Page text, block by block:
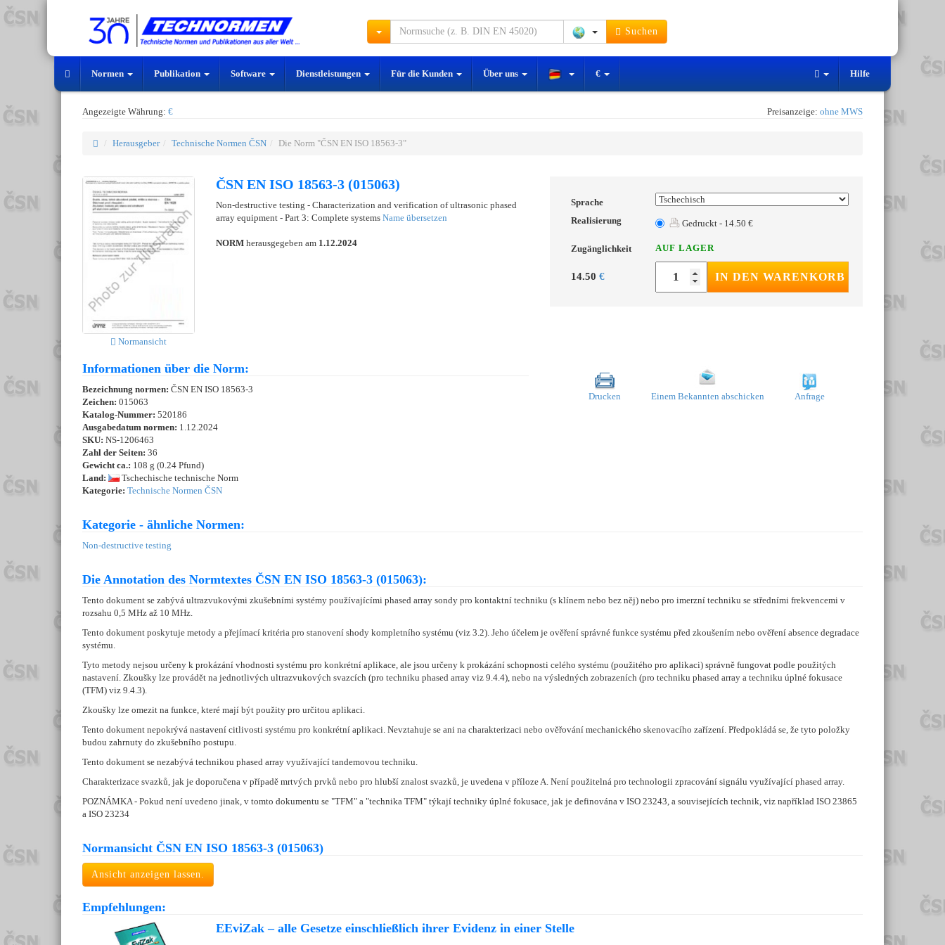
Suchen
Normen Publikation Software Dienstleistungen Für die Kunden Über uns € Hilfe
Angezeigte Währung: € Preisanzeige: ohne MWS
Herausgeber Technische Normen ČSN Die Norm "ČSN EN ISO 18563-3"
Normansicht
ČSN EN ISO 18563-3 (015063)
Non-destructive testing - Characterization and verification of ultrasonic phased
array equipment - Part 3: Complete systems Name übersetzen
NORM herausgegeben am 1.12.2024
Sprache
Realisierung
Gedruckt - 14.50 €
Zugänglichkeit AUF LAGER
14.50 € IN DEN WARENKORB
Informationen über die Norm:
Bezeichnung normen: ČSN EN ISO 18563-3
Zeichen: 015063
Katalog-Nummer: 520186
Ausgabedatum normen: 1.12.2024
SKU: NS-1206463
Zahl der Seiten: 36
Gewicht ca.: 108 g (0.24 Pfund)
Land:
Tschechische technische Norm
Kategorie: Technische Normen ČSN
Drucken Einem Bekannten abschicken Anfrage
Kategorie - ähnliche Normen:
Non-destructive testing
Die Annotation des Normtextes ČSN EN ISO 18563-3 (015063):
Tento dokument se zabývá ultrazvukovými zkušebními systémy používajícími phased array sondy pro kontaktní techniku (s klínem nebo bez něj) nebo pro imerzní techniku se středními frekvencemi v
rozsahu 0,5 MHz až 10 MHz.
Tento dokument poskytuje metody a přejímací kritéria pro stanovení shody kompletního systému (viz 3.2). Jeho účelem je ověření správné funkce systému před zkoušením nebo ověření absence degradace
systému.
Tyto metody nejsou určeny k prokázání vhodnosti systému pro konkrétní aplikace, ale jsou určeny k prokázání schopnosti celého systému (použitého pro aplikaci) správně fungovat podle použitých
nastavení. Zkoušky lze provádět na jednotlivých ultrazvukových svazcích (pro techniku phased array viz 9.4.4), nebo na výsledných zobrazeních (pro techniku phased array a techniku úplné fokusace
(TFM) viz 9.4.3).
Zkoušky lze omezit na funkce, které mají být použity pro určitou aplikaci.
Tento dokument nepokrývá nastavení citlivosti systému pro konkrétní aplikaci. Nevztahuje se ani na charakterizaci nebo ověřování mechanického skenovacího zařízení. Předpokládá se, že tyto položky
budou zahrnuty do zkušebního postupu.
Tento dokument se nezabývá technikou phased array využívající tandemovou techniku.
Charakterizace svazků, jak je doporučena v případě mrtvých prvků nebo pro hlubší znalost svazků, je uvedena v příloze A. Není použitelná pro technologii zpracování signálu využívající phased array.
POZNÁMKA - Pokud není uvedeno jinak, v tomto dokumentu se "TFM" a "technika TFM" týkají techniky úplné fokusace, jak je definována v ISO 23243, a souvisejících technik, viz například ISO 23865
a ISO 23234
Normansicht ČSN EN ISO 18563-3 (015063)
Ansicht anzeigen lassen.
Empfehlungen:
EEviZak – alle Gesetze einschließlich ihrer Evidenz in einer Stelle